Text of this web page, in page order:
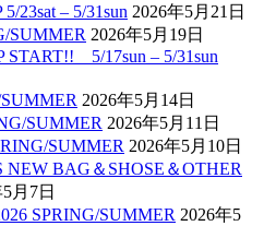
23sat – 5/31sun 2026年5月21日
SUMMER 2026年5月19日
START!! 5/17sun – 5/31sun
2026年5月14日
SUMMER 2026年5月11日
SUMMER 2026年5月10日
NEW BAG＆SHOSE＆OTHER
月7日
SPRING/SUMMER 2026年5